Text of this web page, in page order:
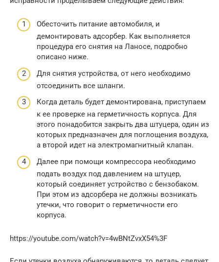
Обесточить питание автомобиля, и
демонтировать адсорбер. Как выполняется
процедура его снятия на Ланосе, подробно
описано ниже.
Для снятия устройства, от него необходимо
отсоединить все шланги.
Когда деталь будет демонтирована, приступаем
к ее проверке на герметичность корпуса. Для
этого понадобится закрыть два штуцера, один из
которых предназначен для поглощения воздуха,
а второй идет на электромагнитный клапан.
Далее при помощи компрессора необходимо
подать воздух под давлением на штуцер,
который соединяет устройство с бензобаком.
При этом из адсорбера не должны возникать
утечки, что говорит о герметичности его
корпуса.
https://youtube.com/watch?v=4wBNtZvxX54%3F